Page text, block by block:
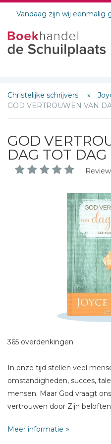
Vandaag zijn wij eenmalig
Christelijke schrijvers
GOD VERTROUWEN VAN
GOD
DAG TOT DAG
365 overdenkingen
In onze tijd stellen veel
omstandigheden, succes,
mensen. Maar God vraagt
vertrouwen door Zijn
vinden die we zoeken.
Meer informatie
Schrijf hieronder je review!
Bericht *